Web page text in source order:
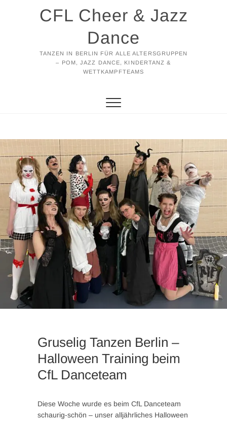
CFL Cheer & Jazz
Dance
TANZEN IN BERLIN FÜR ALLE ALTERSGRUPPEN
– POM, JAZZ DANCE, KINDERTANZ &
WETTKAMPFTEAMS
Gruselig Tanzen Berlin –
Halloween Training beim
CfL Danceteam
Diese Woche wurde es beim CfL Danceteam
schaurig-schön – unser alljährliches Halloween